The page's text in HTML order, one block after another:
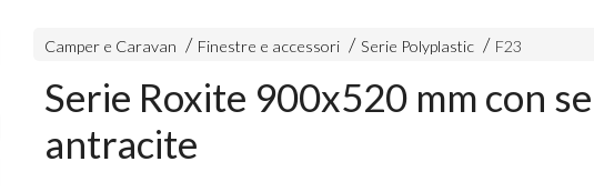
Camper e Caravan Finestre e accessori Serie Polyplastic F23
Serie Roxite 900x520 mm con
antracite